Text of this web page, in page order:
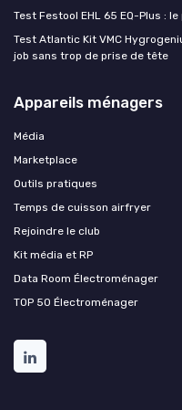
Test Festool EHL 65 EQ-Plus :
Test Atlantic Kit VMC
job sans trop de prise de tête
Appareils ménagers
Média
Marketplace
Outils pratiques
Temps de cuisson airfryer
Rejoindre le club
Kit média et RP
Data Room Électroménager
TOP 50 Électroménager